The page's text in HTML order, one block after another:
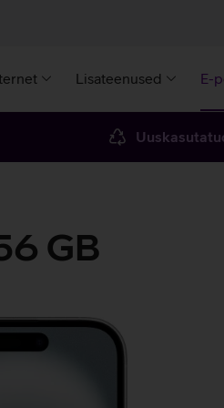
Lisateenused E-
GB